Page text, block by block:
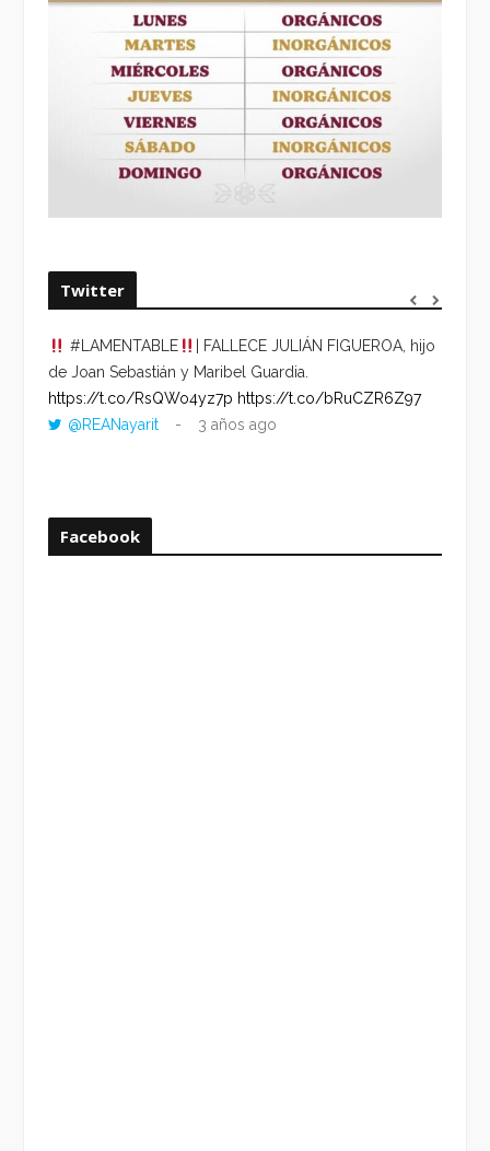
Twitter
#LAMENTABLE
| FALLECE JULIÁN FIGUEROA, hijo
de Joan Sebastián y Maribel Guardia.
https://t.co/RsQWo4yz7p https://t.co/bRuCZR6Z97
@REANayarit
3 años ago
Facebook